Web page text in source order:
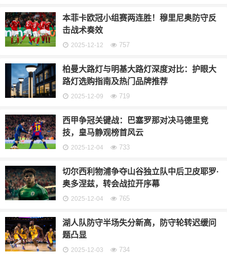
本菲卡欧冠小组赛两连胜！穆里尼奥防守反
击战术奏效
2025-12-12 757
柏曼大路灯与明基大路灯深度对比：护眼大
路灯选购指南及热门品牌推荐
2025-12-09 719
西甲争冠关键战：巴塞罗那对决马德里竞
技，皇马静观榜首风云
2025-12-04 733
切尔西利物浦争夺山谷独立队中后卫皮耶罗·
奥多涅兹，转会战拉开序幕
2025-12-04 765
湖人队防守半场失分新高，防守轮转迟缓问
题凸显
2025-12-03 734